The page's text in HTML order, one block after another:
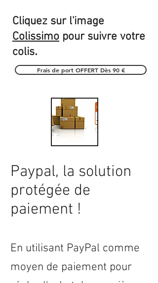
Cliquez sur l'image
Colissimo pour suivre votre
colis.
Frais de port OFFERT Dès 90 €
Paypal, la solution
protégée de
paiement !
En utilisant PayPal comme
moyen de paiement pour